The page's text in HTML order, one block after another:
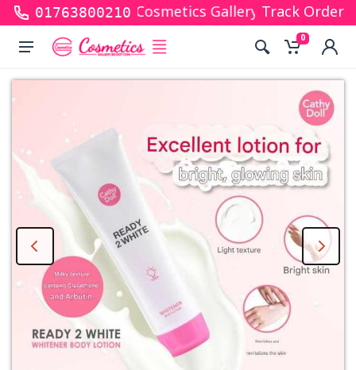
01763800210
shopping with Cosmetics Gallery Bd. Hope you
Track Order
0